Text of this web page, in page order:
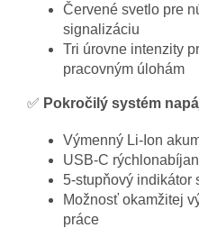
Červené svetlo pre
signalizáciu
Tri úrovne intenzity
pracovným úlohám
✅ Pokročilý systém
Výmenný Li-Ion
USB-C
5-stupňový indikátor
Možnosť okamžitej
práce